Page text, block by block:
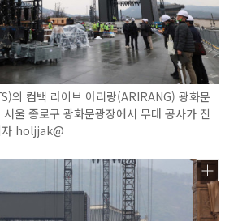
의 컴백 라이브 아리랑(ARIRANG) 광화문
울 종로구 광화문광장에서 무대 공사가 진
자 holjjak@